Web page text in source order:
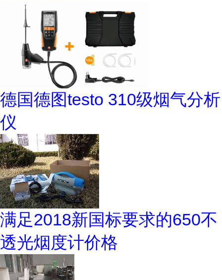
德国德图testo 310级烟气分析
仪
满足2018新国标要求的650不
透光烟度计价格